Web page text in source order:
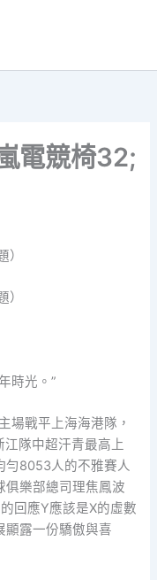
電競椅32;
時光。”
場戰平上海海港隊，
隊中超汗青最高上
勻8053人的不雅賽人
俱樂部總司理焦鳳波
回應Y應該是X的虛數
顯露一份驕傲與喜